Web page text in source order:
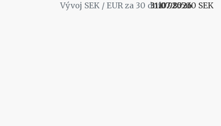
Vývoj SEK / EUR za 30 dní31.07.2026
10.985500 SEK